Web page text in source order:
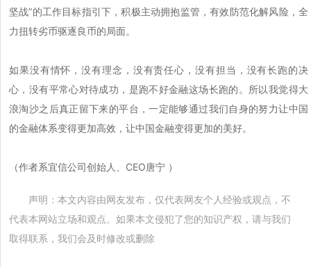
坚战”的工作目标指引下，积极主动拥抱监管，有效防范化解风险，全
力扭转劣币驱逐良币的局面。
如果没有情怀，没有理念，没有责任心，没有担当，没有长跑的决
心，没有平常心对待成功，是跑不好金融这场长跑的。所以我觉得大
浪淘沙之后真正留下来的平台，一定能够通过我们自身的努力让中国
的金融体系变得更加高效，让中国金融变得更加的美好。
（作者系宜信公司创始人、CEO唐宁 ）
声明：本文内容由网友发布，仅代表网友个人经验或观点，不
代表本网站立场和观点。如果本文侵犯了您的知识产权，请与我们
取得联系，我们会及时修改或删除